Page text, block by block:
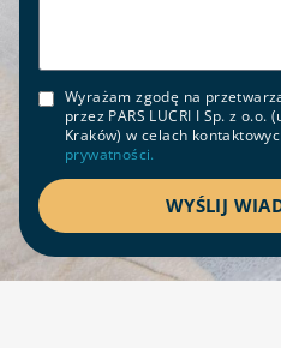
Wyrażam zgodę na
przez PARS LUCRI I Sp. z
Kraków) w celach
prywatności.
WYŚLIJ